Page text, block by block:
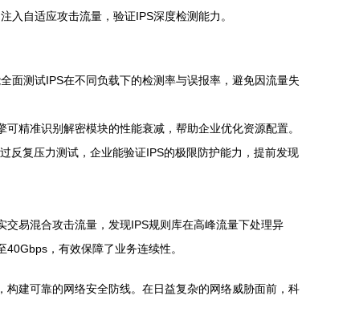
自适应攻击流量，验证IPS深度检测能力。
面测试IPS在不同负载下的检测率与误报率，避免因流量失
精准识别解密模块的性能衰减，帮助企业优化资源配置。
反复压力测试，企业能验证IPS的极限防护能力，提前发现
易混合攻击流量，发现IPS规则库在高峰流量下处理异
，有效保障了业务连续性。
建可靠的网络安全防线。在日益复杂的网络威胁面前，科